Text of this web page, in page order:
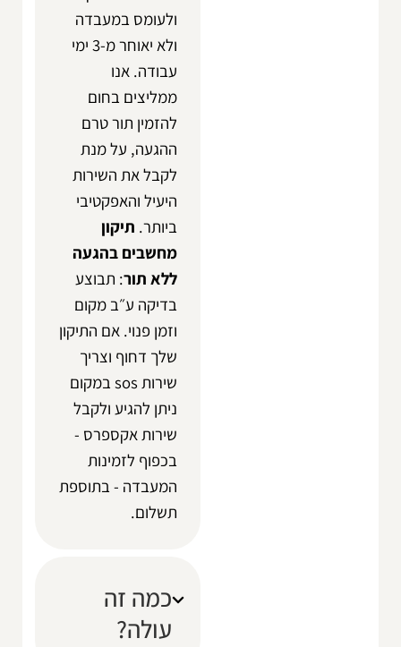
ולעומס במעבדה
ולא יאוחר מ-3 ימי
עבודה. אנו
ממליצים בחום
להזמין תור טרם
ההגעה, על מנת
לקבל את השירות
היעיל והאפקטיבי
ביותר. תיקון
מחשבים בהגעה
ללא תור: תבוצע
בדיקה ע״ב מקום
וזמן פנוי. אם התיקון
שלך דחוף וצריך
שירות sos במקום
ניתן להגיע ולקבל
שירות אקספרס -
בכפוף לזמינות
המעבדה - בתוספת
תשלום.
כמה זה
עולה?